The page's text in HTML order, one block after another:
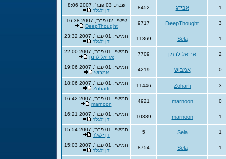
1 אבידג 8452
שבת, 03 פבר', 2007 8:06
דן זלגלר
3
DeepThought
9717
שישי, 02 פבר', 2007 16:38
DeepThought
1
Sela
11369
חמישי, 01 פבר', 2007 23:32
דן זלגלר
2 אריאל לרמן 7709
חמישי, 01 פבר', 2007 22:00
אריאל לרמן
0 אמבוש 4219
חמישי, 01 פבר', 2007 19:06
אמבוש
3
Zoharfi
11446
חמישי, 01 פבר', 2007 18:06
Zoharfi
0
marnoon
4921
חמישי, 01 פבר', 2007 16:42
marnoon
1
marnoon
10389
חמישי, 01 פבר', 2007 16:21
דן זלגלר
1
Sela
5
חמישי, 01 פבר', 2007 15:54
דן זלגלר
1
Sela
8754
חמישי, 01 פבר', 2007 15:03
דן זלגלר